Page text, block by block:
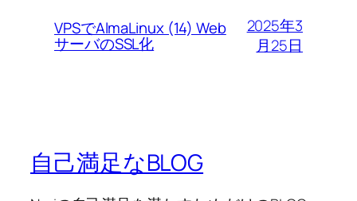
VPSでAlmaLinux (14) Web
サーバのSSL化
2025年3
月25日
自己満足なBLOG